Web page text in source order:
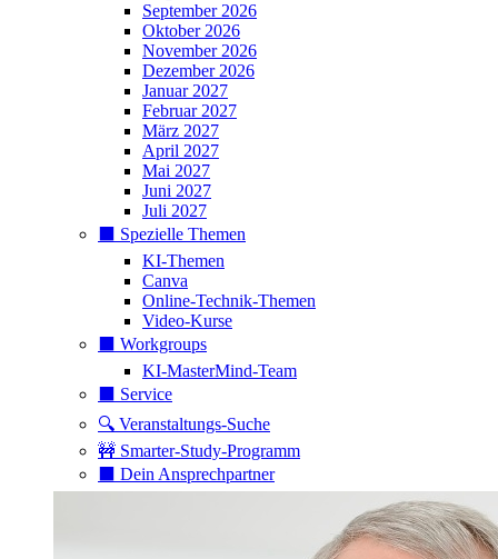
September 2026
Oktober 2026
November 2026
Dezember 2026
Januar 2027
Februar 2027
März 2027
April 2027
Mai 2027
Juni 2027
Juli 2027
⬛️ Spezielle Themen
KI-Themen
Canva
Online-Technik-Themen
Video-Kurse
⬛️ Workgroups
KI-MasterMind-Team
⬛️ Service
🔍 Veranstaltungs-Suche
🚧 Smarter-Study-Programm
⬛️ Dein Ansprechpartner